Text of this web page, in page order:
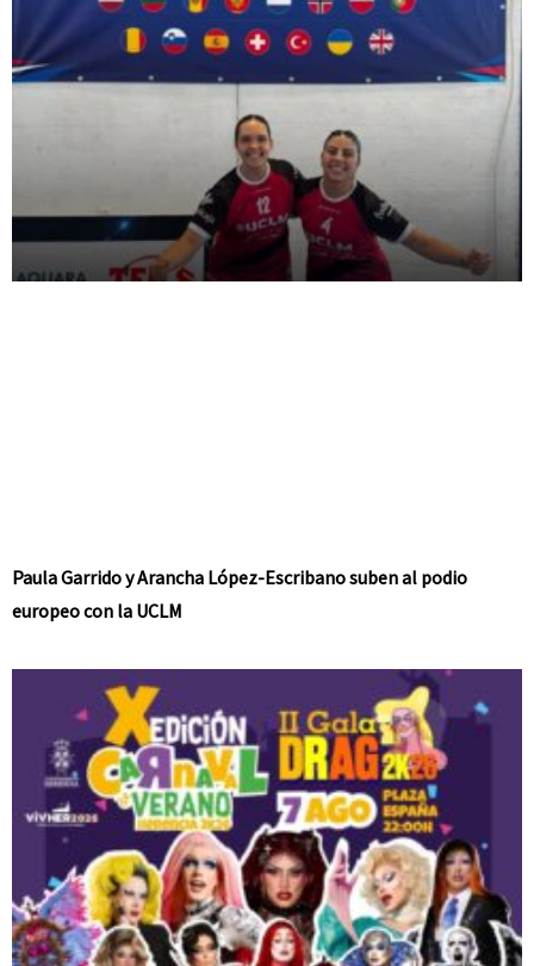
Paula Garrido y Arancha López-Escribano suben al podio
europeo con la UCLM